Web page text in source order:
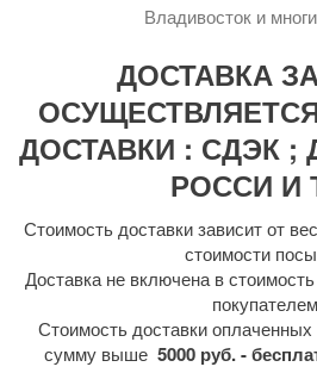
Владивосток и
ДОСТАВКА
ДОСТАВКИ : СДЭК ;
РОССИ И
Стоимость доставки зависит от
стоимости
Доставка не включена в
Стоимость доставки оплаченных
сумму выше 5000 руб. -